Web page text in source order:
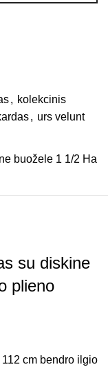
, kolekcinis
, urs velunt
su diskine
plieno
cm bendro ilgio